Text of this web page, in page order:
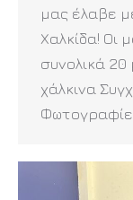
μας έλαβε
Χαλκίδα! Οι
συνολικά
χάλκινα